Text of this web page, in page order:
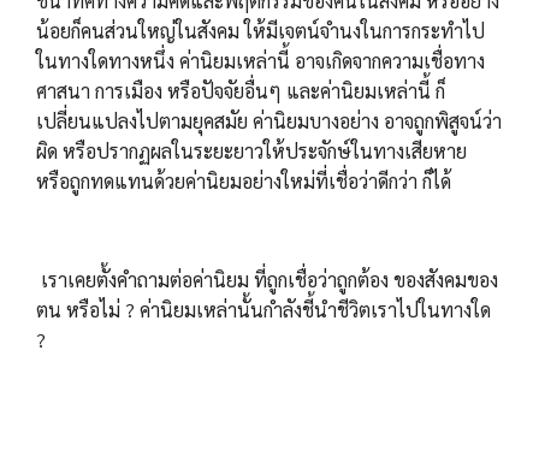
น้อยก็คนส่วนใหญ่ในสังคม ให้มีเจตน์จำนงในการกระทำไป
ในทางใดทางหนึ่ง ค่านิยมเหล่านี้ อาจเกิดจากความเชื่อทาง
ศาสนา การเมือง หรือปัจจัยอื่นๆ และค่านิยมเหล่านี้ ก็
เปลี่ยนแปลงไปตามยุคสมัย ค่านิยมบางอย่าง อาจถูกพิสูจน์ว่า
ผิด หรือปรากฏผลในระยะยาวให้ประจักษ์ในทางเสียหาย
หรือถูกทดแทนด้วยค่านิยมอย่างใหม่ที่เชื่อว่าดีกว่า ก็ได้
เราเคยตั้งคำถามต่อค่านิยม ที่ถูกเชื่อว่าถูกต้อง ของสังคมของ
ตน หรือไม่ ? ค่านิยมเหล่านั้นกำลังชี้นำชีวิตเราไปในทางใด
?